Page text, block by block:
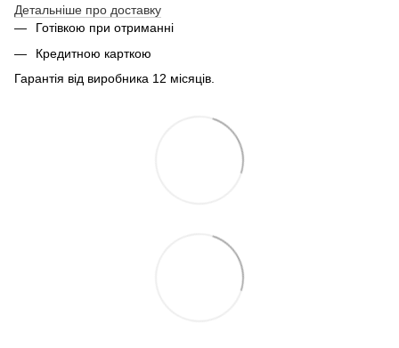
Детальніше про доставку
Готівкою при отриманні
Кредитною карткою
Гарантія від виробника 12 місяців.